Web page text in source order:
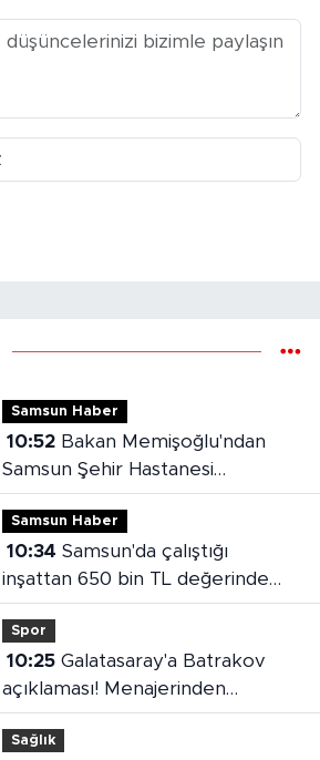
Samsun Haber
10:52Bakan Memişoğlu'ndan
Samsun Şehir Hastanesi
değerlendirmesi
Samsun Haber
10:34
inşattan 650 bin TL değerinde
kablo çaldı!
Spor
10:25Galatasaray'a Batrakov
açıklaması! Menajerinden
transfer iddialarına net yanıt
Sağlık